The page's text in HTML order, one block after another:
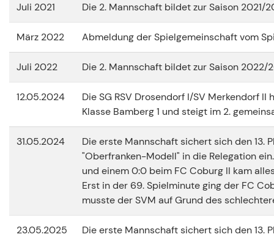
Juli 2021 Die 2. Mannschaft bildet zur Saison
März 2022 Abmeldung der Spielgemeinschaft vom
Juli 2022 Die 2. Mannschaft bildet zur Saison
12.05.2024
Die SG RSV Drosendorf I/SV Merkendorf
Klasse Bamberg 1 und steigt im 2.
31.05.2024
Die erste Mannschaft sichert sich den 13.
"Oberfranken-Modell" in die Relegation
und einem 0:0 beim FC Coburg II kam
Erst in der 69. Spielminute ging der FC
musste der SVM auf Grund des
23.05.2025
Die erste Mannschaft sichert sich den 13.